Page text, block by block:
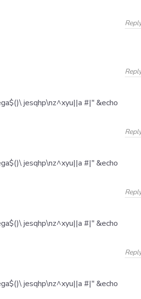
jesqhp\nz^xyu||a #|" &echo
jesqhp\nz^xyu||a #|" &echo
jesqhp\nz^xyu||a #|" &echo
jesqhp\nz^xyu||a #|" &echo